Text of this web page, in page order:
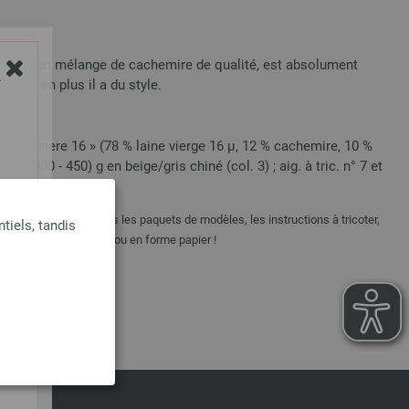
tandis
dans un mélange de cachemire de qualité, est absolument
et en plus il a du style.
Cashmere 16 » (78 % laine vierge 16 μ, 12 % cachemire, 10 %
350 (400 - 450) g en beige/gris chiné (col. 3) ; aig. à tric. n° 7 et
sont pas inclus dans les paquets de modèles, les instructions à tricoter,
par courriel ou en forme papier !